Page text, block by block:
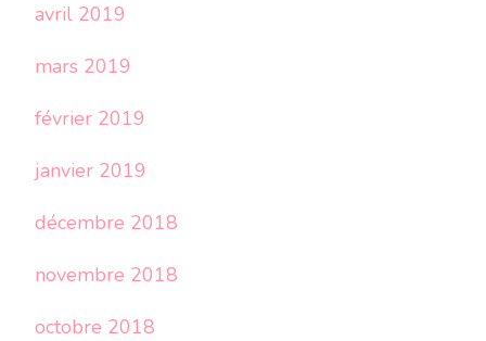
avril 2019
mars 2019
février 2019
janvier 2019
décembre 2018
novembre 2018
octobre 2018